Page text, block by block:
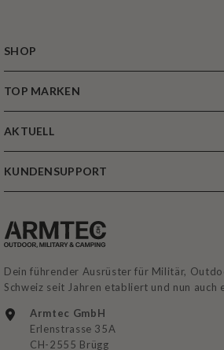
SHOP
TOP MARKEN
AKTUELL
KUNDENSUPPORT
Dein führender Ausrüster für Militär,
Schweiz seit Jahren etabliert und nun auch
Armtec GmbH
Erlenstrasse 35A
CH-2555 Brügg